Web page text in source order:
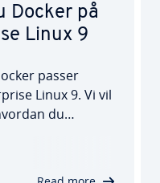
Docker på
Linux 9
passer
Linux 9. Vi vil
du